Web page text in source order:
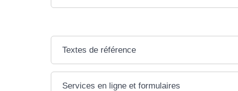
Textes de référence
Services en ligne et formulaires